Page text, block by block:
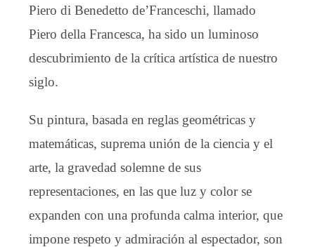
Piero di Benedetto de’Franceschi, llamado
Piero della Francesca, ha sido un luminoso
descubrimiento de la crítica artística de nuestro
siglo.
Su pintura, basada en reglas geométricas y
matemáticas, suprema unión de la ciencia y el
arte, la gravedad solemne de sus
representaciones, en las que luz y color se
expanden con una profunda calma interior, que
impone respeto y admiración al espectador, son